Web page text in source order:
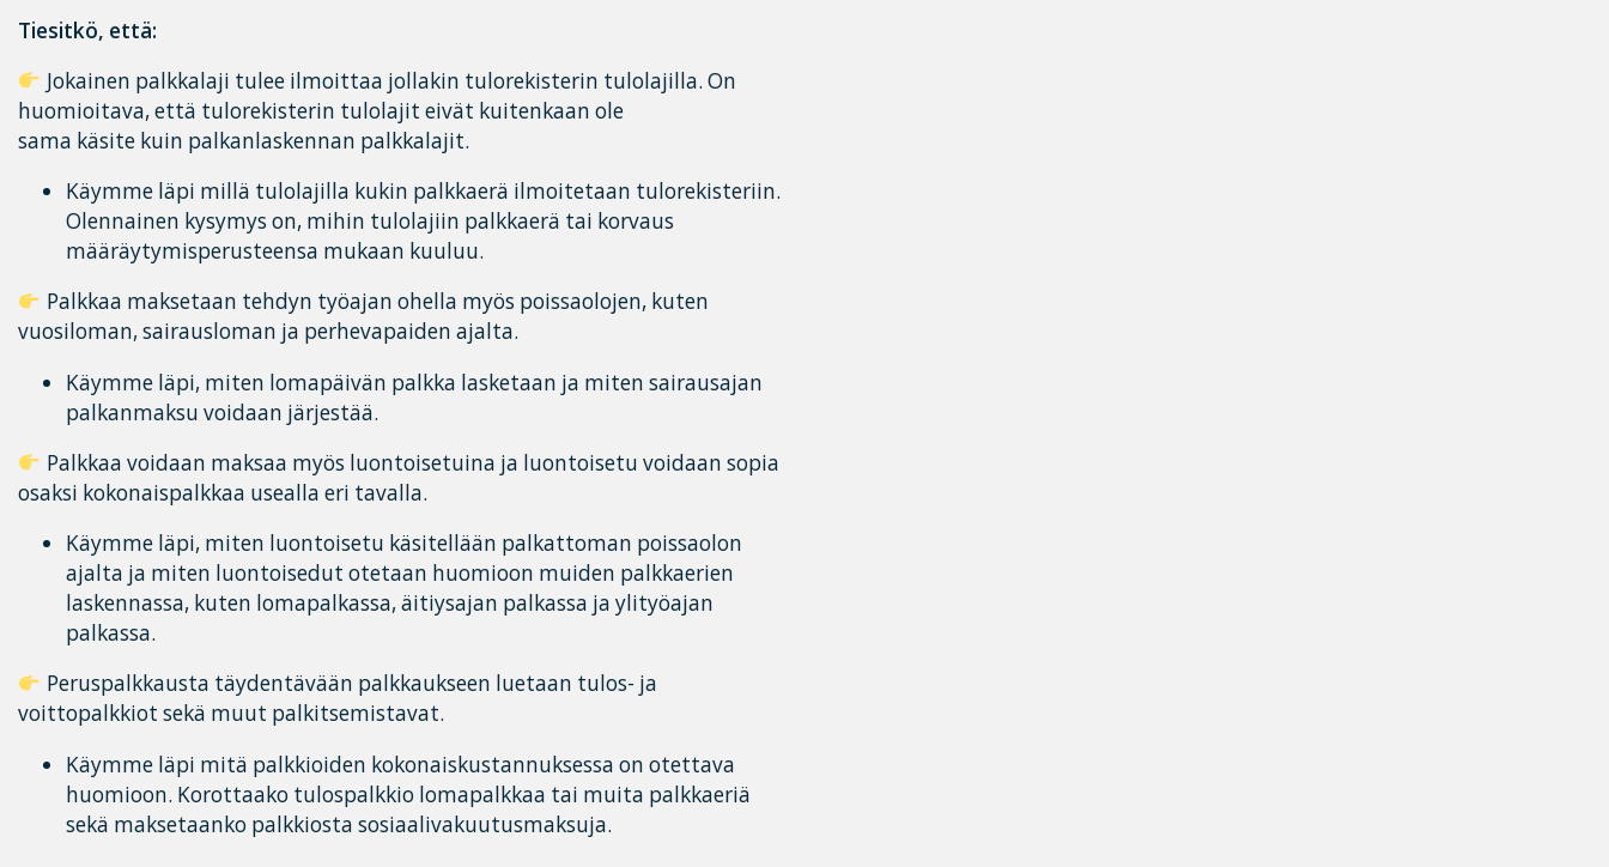
Tiesitkö, että:
Jokainen palkkalaji tulee ilmoittaa jollakin tulorekisterin tulolajilla. On
huomioitava, että tulorekisterin tulolajit eivät kuitenkaan ole
sama käsite kuin palkanlaskennan palkkalajit.
Käymme läpi millä tulolajilla kukin palkkaerä ilmoitetaan tulorekisteriin.
Olennainen kysymys on, mihin tulolajiin palkkaerä tai korvaus
määräytymisperusteensa mukaan kuuluu.
Palkkaa maksetaan tehdyn työajan ohella myös poissaolojen, kuten
vuosiloman, sairausloman ja perhevapaiden ajalta.
Käymme läpi, miten lomapäivän palkka lasketaan ja miten sairausajan
palkanmaksu voidaan järjestää.
Palkkaa voidaan maksaa myös luontoisetuina ja luontoisetu voidaan sopia
osaksi kokonaispalkkaa usealla eri tavalla.
Käymme läpi, miten luontoisetu käsitellään palkattoman poissaolon
ajalta ja miten luontoisedut otetaan huomioon muiden palkkaerien
laskennassa, kuten lomapalkassa, äitiysajan palkassa ja ylityöajan
palkassa.
Peruspalkkausta täydentävään palkkaukseen luetaan tulos- ja
voittopalkkiot sekä muut palkitsemistavat.
Käymme läpi mitä palkkioiden kokonaiskustannuksessa on otettava
huomioon. Korottaako tulospalkkio lomapalkkaa tai muita palkkaeriä
sekä maksetaanko palkkiosta sosiaalivakuutusmaksuja.